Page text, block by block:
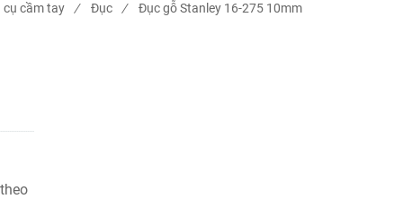
cụ cầm tay / Đục / Đục gỗ Stanley 16-275 10mm